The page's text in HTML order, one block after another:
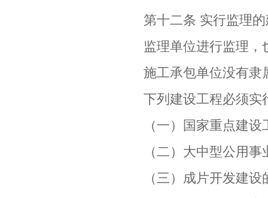
第十二条 实行监理
监理单位进行监理
施工承包单位没有隶
下列建设工程必须实
（一）国家重点建设
（二）大中型公用事
（三）成片开发建